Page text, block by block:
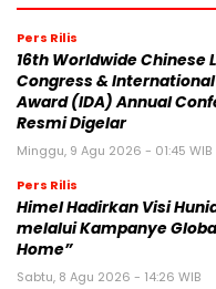
Pers Rilis
16th Worldwide Chinese
Congress &
Award (IDA) Annual
Resmi Digelar
Minggu, 9 Agu 2026 - 01:45 WIB
Pers Rilis
Himel Hadirkan Visi
melalui Kampanye
Home”
Sabtu, 8 Agu 2026 - 14:26 WIB